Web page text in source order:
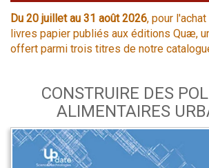
Du 20 juillet au 31 août 2026, pour
livres papier publiés aux éditions Quæ,
offert parmi trois titres de notre
CONSTRUIRE DES
ALIMENTAIRES